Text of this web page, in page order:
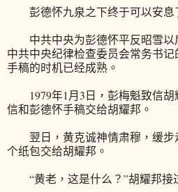
彭德怀九泉之下终于可以安息
中共中央为彭德怀平反昭雪以
中共中央纪律检查委员会常务书
手稿的时机已经成熟。
1979年1月3日，彭梅魁致信胡
信和彭德怀手稿交给胡耀邦。
翌日，黄克诚神情肃穆，缓步
个纸包交给胡耀邦。
“黄老，这是什么？”胡耀邦接